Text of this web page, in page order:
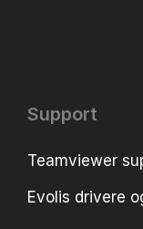
Support
Teamviewer
Evolis drivere